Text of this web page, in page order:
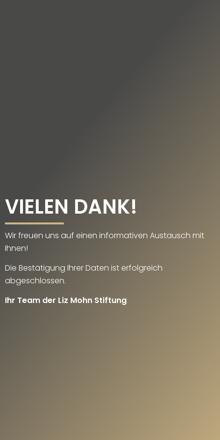
VIELEN DANK!
Wir freuen uns auf einen informativen Austausch mit
Ihnen!
Die Bestätigung Ihrer Daten ist erfolgreich
abgeschlossen.
Ihr Team der Liz Mohn Stiftung